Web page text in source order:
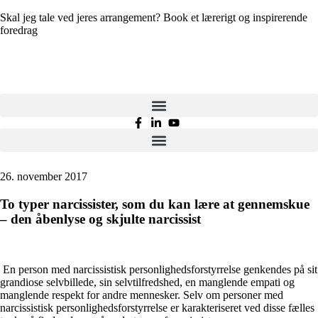
Skal jeg tale ved jeres arrangement? Book et lærerigt og inspirerende
foredrag
26. november 2017
To typer narcissister, som du kan lære at gennemskue
– den åbenlyse og skjulte narcissist
En person med narcissistisk personlighedsforstyrrelse genkendes på sit
grandiose selvbillede, sin selvtilfredshed, en manglende empati og
manglende respekt for andre mennesker. Selv om personer med
narcissistisk personlighedsforstyrrelse er karakteriseret ved disse fælles